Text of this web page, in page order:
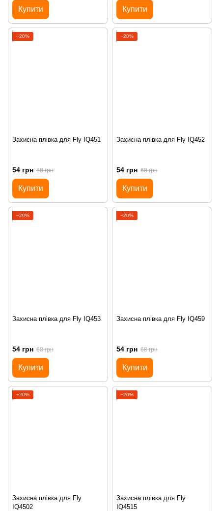
Купити Купити
−20%
Захисна плівка для Fly IQ451
54 грн 68 грн
Купити
−20%
Захисна плівка для Fly IQ452
54 грн 68 грн
Купити
−20%
Захисна плівка для Fly IQ453
54 грн 68 грн
Купити
−20%
Захисна плівка для Fly IQ459
54 грн 68 грн
Купити
−20%
Захисна плівка для Fly
IQ4502
−20%
Захисна плівка для Fly
IQ4515